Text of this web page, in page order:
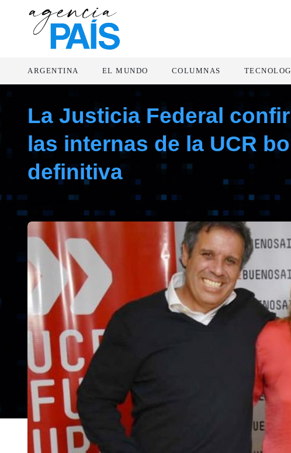
ARGENTINA EL MUNDO COLUMNAS
La Justicia Federal
las internas de la UCR
definitiva